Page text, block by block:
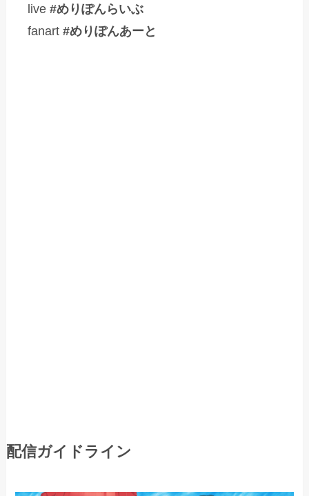
live#めりぽんらいぶ
fanart#めりぽんあーと
配信ガイドライン